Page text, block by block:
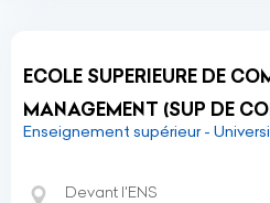
ECOLE SUPERIEURE DE
MANAGEMENT (SUP DE
Enseignement supérieur -
Devant l'ENS